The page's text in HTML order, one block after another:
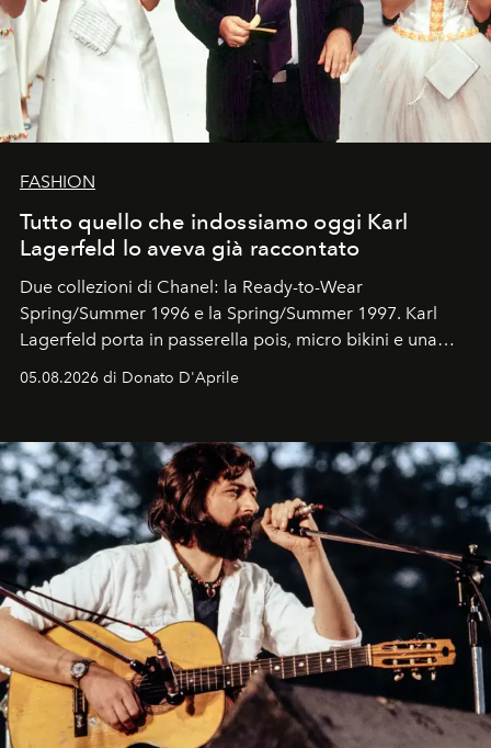
FASHION
Tutto quello che indossiamo oggi Karl
Lagerfeld lo aveva già raccontato
Due collezioni di Chanel: la Ready-to-Wear
Spring/Summer 1996 e la Spring/Summer 1997. Karl
Lagerfeld porta in passerella pois, micro bikini e una
Kate, Claudia e Carla una dietro l'altra. Trent'anni dopo,
uno dei documenti più contemporanei che abbiamo.
05.08.2026 di Donato D'Aprile